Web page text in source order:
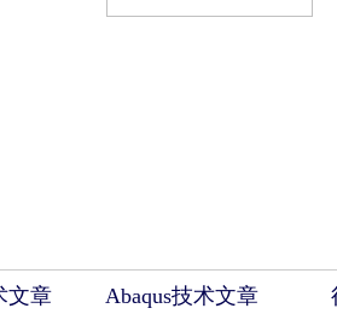
文章 Abaqus技术文章